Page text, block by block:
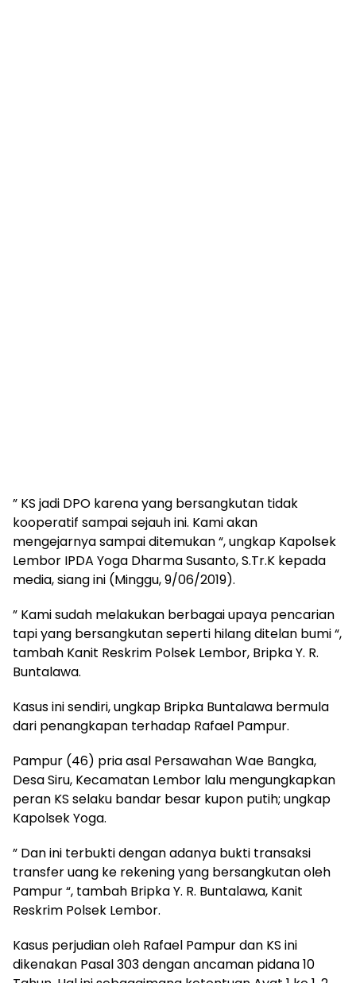
” KS jadi DPO karena yang bersangkutan tidak
kooperatif sampai sejauh ini. Kami akan
mengejarnya sampai ditemukan “, ungkap Kapolsek
Lembor IPDA Yoga Dharma Susanto, S.Tr.K kepada
media, siang ini (Minggu, 9/06/2019).
” Kami sudah melakukan berbagai upaya pencarian
tapi yang bersangkutan seperti hilang ditelan bumi “,
tambah Kanit Reskrim Polsek Lembor, Bripka Y. R.
Buntalawa.
Kasus ini sendiri, ungkap Bripka Buntalawa bermula
dari penangkapan terhadap Rafael Pampur.
Pampur (46) pria asal Persawahan Wae Bangka,
Desa Siru, Kecamatan Lembor lalu mengungkapkan
peran KS selaku bandar besar kupon putih; ungkap
Kapolsek Yoga.
” Dan ini terbukti dengan adanya bukti transaksi
transfer uang ke rekening yang bersangkutan oleh
Pampur “, tambah Bripka Y. R. Buntalawa, Kanit
Reskrim Polsek Lembor.
Kasus perjudian oleh Rafael Pampur dan KS ini
dikenakan Pasal 303 dengan ancaman pidana 10